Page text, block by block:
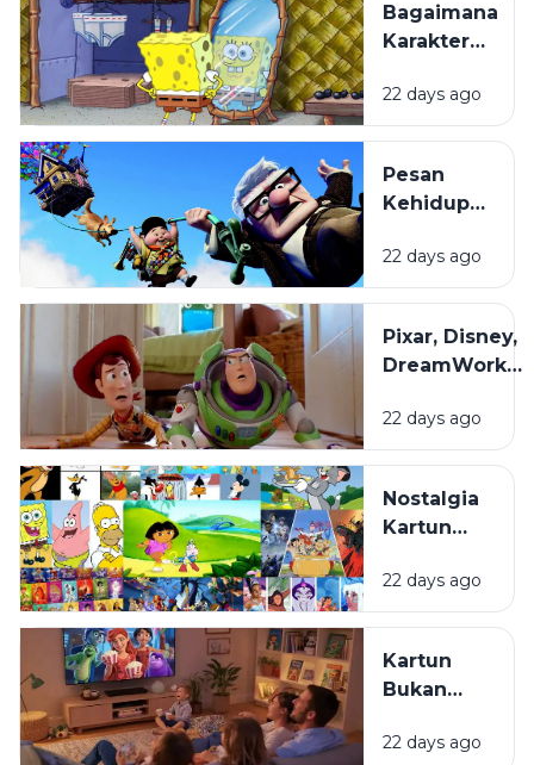
Animasi
Diproduksi?
Bagaimana
Karakter
Dibuat
hingga
Mudah
Diingat?
22 days ago
Pesan
Kehidupan
Film
Animasi
Sering
Terlewat
22 days ago
Pixar, Disney,
DreamWorks,
Ghibli: Apa
yang
Gaya Animasi
Mereka
22 days ago
Nostalgia
Kartun
Kecil:
Kenapa
Terasa
Hangat
Ditonton
22 days ago
Kartun
Bukan
untuk
22 days ago